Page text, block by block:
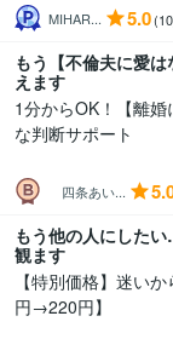
MIHAR... 5.0
もう【不倫夫に愛
えます
1分からOK！【離
な判断サポート
四条あい...
もう他の人にした
観ます
【特別価格】迷い
円→220円】